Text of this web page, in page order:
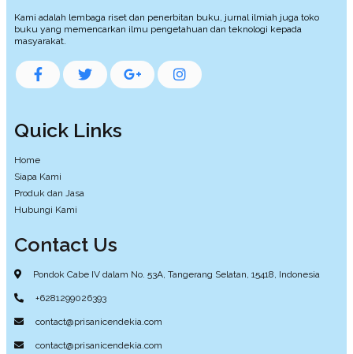
Kami adalah lembaga riset dan penerbitan buku, jurnal ilmiah juga toko
buku yang memencarkan ilmu pengetahuan dan teknologi kepada
masyarakat.
Quick Links
Home
Siapa Kami
Produk dan Jasa
Hubungi Kami
Contact Us
Pondok Cabe IV dalam No. 53A, Tangerang Selatan, 15418, Indonesia
+6281299026393
contact@prisanicendekia.com
contact@prisanicendekia.com